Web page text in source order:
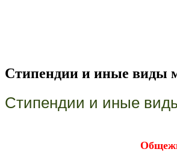
Стипендии и иные виды
Стипендии и иные